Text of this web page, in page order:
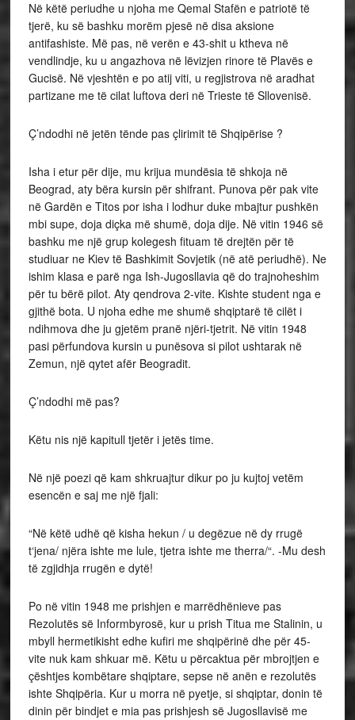
Në këtë periudhe u njoha me Qemal Stafën e patriotë të
tjerë, ku së bashku morëm pjesë në disa aksione
antifashiste. Më pas, në verën e 43-shit u ktheva në
vendlindje, ku u angazhova në lëvizjen rinore të Plavës e
Gucisë. Në vjeshtën e po atij viti, u regjistrova në aradhat
partizane me të cilat luftova deri në Trieste të Sllovenisë.
Ç’ndodhi në jetën tënde pas çlirimit të Shqipërise ?
Isha i etur për dije, mu krijua mundësia të shkoja në
Beograd, aty bëra kursin për shifrant. Punova për pak vite
në Gardën e Titos por isha i lodhur duke mbajtur pushkën
mbi supe, doja diçka më shumë, doja dije. Në vitin 1946 së
bashku me një grup kolegesh fituam të drejtën për të
studiuar ne Kiev të Bashkimit Sovjetik (në atë periudhë). Ne
ishim klasa e parë nga Ish-Jugosllavia që do trajnoheshim
për tu bërë pilot. Aty qendrova 2-vite. Kishte student nga e
gjithë bota. U njoha edhe me shumë shqiptarë të cilët i
ndihmova dhe ju gjetëm pranë njëri-tjetrit. Në vitin 1948
pasi përfundova kursin u punësova si pilot ushtarak në
Zemun, një qytet afër Beogradit.
Ç’ndodhi më pas?
Këtu nis një kapitull tjetër i jetës time.
Në një poezi që kam shkruajtur dikur po ju kujtoj vetëm
esencën e saj me një fjali:
“Në këtë udhë që kisha hekun / u degëzue në dy rrugë
t‘jena/ njëra ishte me lule, tjetra ishte me therra/“. -Mu desh
të zgjidhja rrugën e dytë!
Po në vitin 1948 me prishjen e marrëdhënieve pas
Rezolutës së Informbyrosë, kur u prish Titua me Stalinin, u
mbyll hermetikisht edhe kufiri me shqipërinë dhe për 45-
vite nuk kam shkuar më. Këtu u përcaktua për mbrojtjen e
çështjes kombëtare shqiptare, sepse në anën e rezolutës
ishte Shqipëria. Kur u morra në pyetje, si shqiptar, donin të
dinin për bindjet e mia pas prishjesh së Jugosllavisë me